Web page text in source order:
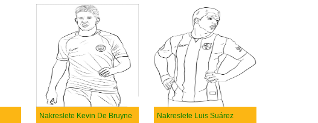
Nakreslete Kevin De Bruyne Nakreslete Luis Suárez